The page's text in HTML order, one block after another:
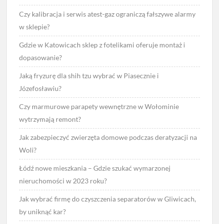
Czy kalibracja i serwis atest-gaz ograniczą fałszywe alarmy
w sklepie?
Gdzie w Katowicach sklep z fotelikami oferuje montaż i
dopasowanie?
Jaką fryzurę dla shih tzu wybrać w Piasecznie i
Józefosławiu?
Czy marmurowe parapety wewnętrzne w Wołominie
wytrzymają remont?
Jak zabezpieczyć zwierzęta domowe podczas deratyzacji na
Woli?
Łódź nowe mieszkania – Gdzie szukać wymarzonej
nieruchomości w 2023 roku?
Jak wybrać firmę do czyszczenia separatorów w Gliwicach,
by uniknąć kar?